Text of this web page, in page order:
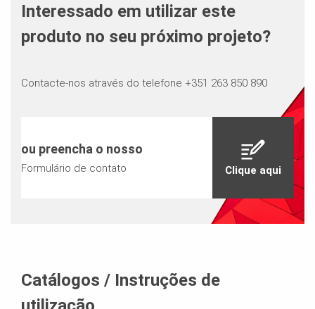
Interessado em utilizar este
produto no seu próximo projeto?
Contacte-nos através do telefone +351 263 850 890
ou preencha o nosso
Formulário de contato Clique aqui
Catálogos / Instruções de